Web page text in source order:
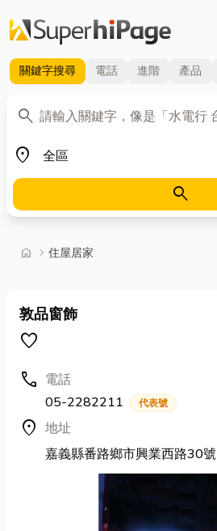
關鍵字搜尋 電話 進階 產品
search
關鍵字
place
地區
search
home chevron_right 首頁
住屋居家
敦品窗飾
favorite
call 電話
05-2282211
代表號
location_on 地址
嘉義縣番路鄉市興業西路30號